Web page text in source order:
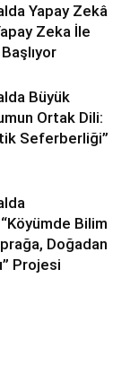
Yapay Zekâ
Zeka İle
Büyük
Ortak Dili:
Seferberliği”
Bilim
Doğadan
Projesi